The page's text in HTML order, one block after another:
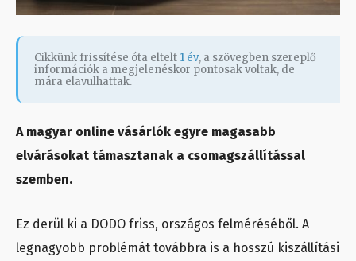
Cikkünk frissítése óta eltelt 1 év, a szövegben szereplő
információk a megjelenéskor pontosak voltak, de
mára elavulhattak.
A magyar online vásárlók egyre magasabb
elvárásokat támasztanak a csomagszállítással
szemben.
Ez derül ki a DODO friss, országos felméréséből. A
legnagyobb problémát továbbra is a hosszú kiszállítási